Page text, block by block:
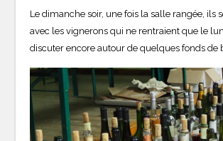
Le dimanche soir, une fois la salle rangée, ils
avec les vignerons qui ne rentraient que le
discuter encore autour de quelques fonds de